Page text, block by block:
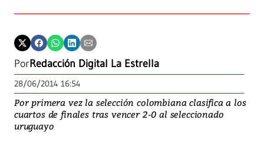
PorRedacción Digital La Estrella
28/06/2014 16:54
Por primera vez la selección colombiana clasifica a los
cuartos de finales tras vencer 2-0 al seleccionado
uruguayo